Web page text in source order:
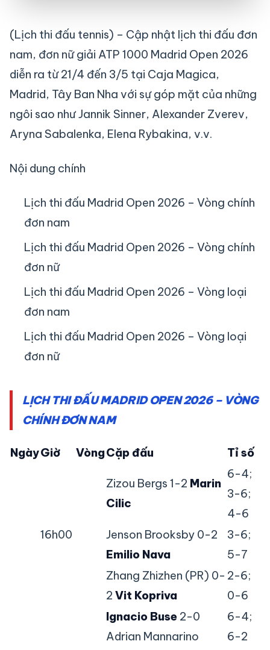
(Lịch thi đấu tennis) – Cập nhật lịch thi đấu đơn
nam, đơn nữ giải ATP 1000 Madrid Open 2026
diễn ra từ 21/4 đến 3/5 tại Caja Magica,
Madrid, Tây Ban Nha với sự góp mặt của những
ngôi sao như Jannik Sinner, Alexander Zverev,
Aryna Sabalenka, Elena Rybakina, v.v.
Nội dung chính
Lịch thi đấu Madrid Open 2026 – Vòng chính
đơn nam
Lịch thi đấu Madrid Open 2026 – Vòng chính
đơn nữ
Lịch thi đấu Madrid Open 2026 – Vòng loại
đơn nam
Lịch thi đấu Madrid Open 2026 – Vòng loại
đơn nữ
LỊCH THI ĐẤU MADRID OPEN 2026 – VÒNG
CHÍNH ĐƠN NAM
NgàyGiờ VòngCặp đấu Tỉ số
16h00
Zizou Bergs 1-2 Marin
Cilic
6-4;
3-6;
4-6
Jenson Brooksby 0-2
Emilio Nava
3-6;
5-7
Zhang Zhizhen (PR) 0-
2 Vit Kopriva
2-6;
0-6
Ignacio Buse 2-0
Adrian Mannarino
6-4;
6-2